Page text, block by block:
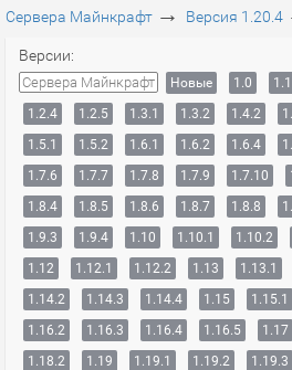
Сервера Майнкрафт → Версия 1.20.4
Версии:
Сервера Майнкрафт Новые 1.0 1.1
1.2.4
1.2.5 1.3.1 1.3.2 1.4.2
1.5.1
1.5.2 1.6.1 1.6.2 1.6.4
1.7.6
1.7.7 1.7.8 1.7.9 1.7.10
1.8.4
1.8.5 1.8.6 1.8.7 1.8.8
1.9.3
1.9.4 1.10 1.10.1 1.10.2
1.12
1.12.1 1.12.2 1.13 1.13.1
1.14.2
1.14.3 1.14.4 1.15 1.15.1
1.16.2
1.16.3 1.16.4 1.16.5 1.17
1.18.2
1.19 1.19.1 1.19.2 1.19.3